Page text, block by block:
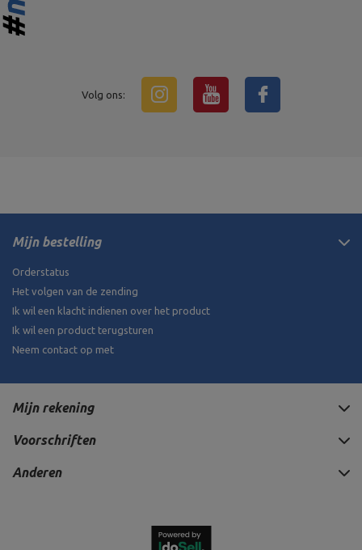
Volg ons:
Mijn bestelling
Orderstatus
Het volgen van de zending
Ik wil een klacht indienen over het product
Ik wil een product terugsturen
Neem contact op met
Mijn rekening
Voorschriften
Anderen